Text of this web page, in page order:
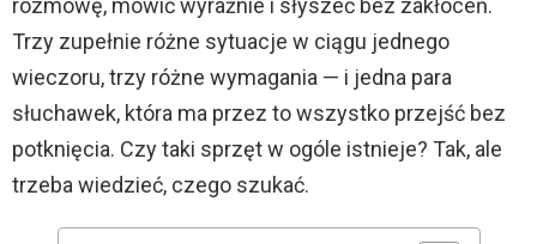
rozmowę, mówić wyraźnie i słyszeć bez zakłóceń.
Trzy zupełnie różne sytuacje w ciągu jednego
wieczoru, trzy różne wymagania — i jedna para
słuchawek, która ma przez to wszystko przejść bez
potknięcia. Czy taki sprzęt w ogóle istnieje? Tak, ale
trzeba wiedzieć, czego szukać.